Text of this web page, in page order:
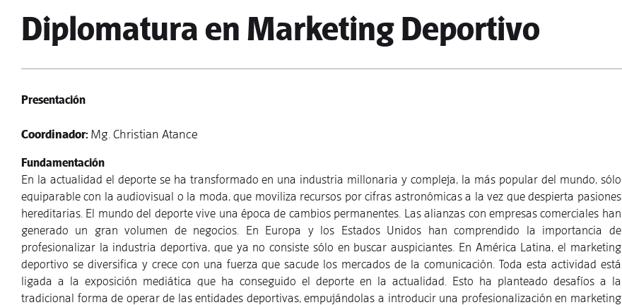
Diplomatura en Marketing Deportivo
Presentación
Coordinador: Mg. Christian Atance
Fundamentación
En la actualidad el deporte se ha transformado en una industria millonaria y compleja, la más popular del mundo, sólo
equiparable con la audiovisual o la moda, que moviliza recursos por cifras astronómicas a la vez que despierta pasiones
hereditarias. El mundo del deporte vive una época de cambios permanentes. Las alianzas con empresas comerciales han
generado un gran volumen de negocios. En Europa y los Estados Unidos han comprendido la importancia de
profesionalizar la industria deportiva, que ya no consiste sólo en buscar auspiciantes. En América Latina, el marketing
deportivo se diversifica y crece con una fuerza que sacude los mercados de la comunicación. Toda esta actividad está
ligada a la exposición mediática que ha conseguido el deporte en la actualidad. Esto ha planteado desafíos a la
tradicional forma de operar de las entidades deportivas, empujándolas a introducir una profesionalización en marketing